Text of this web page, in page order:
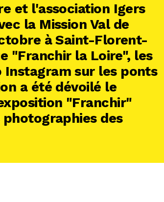
et l'association Igers
la Mission Val de
à Saint-Florent-
"Franchir la Loire", les
sur les ponts
a été dévoilé le
"Franchir"
des